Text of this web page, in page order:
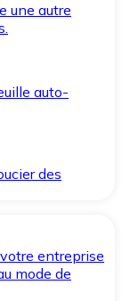
une autre
auto-
des
entreprise
mode de